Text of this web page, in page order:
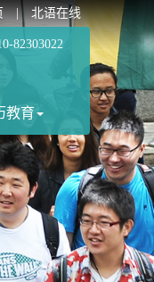
|北语在线
82303022
教育